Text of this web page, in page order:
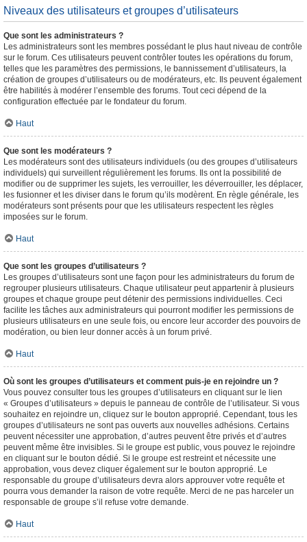
Niveaux des utilisateurs et groupes d’utilisateurs
Que sont les administrateurs ?
Les administrateurs sont les membres possédant le plus haut niveau de contrôle
sur le forum. Ces utilisateurs peuvent contrôler toutes les opérations du forum,
telles que les paramètres des permissions, le bannissement d’utilisateurs, la
création de groupes d’utilisateurs ou de modérateurs, etc. Ils peuvent également
être habilités à modérer l’ensemble des forums. Tout ceci dépend de la
configuration effectuée par le fondateur du forum.
Haut
Que sont les modérateurs ?
Les modérateurs sont des utilisateurs individuels (ou des groupes d’utilisateurs
individuels) qui surveillent régulièrement les forums. Ils ont la possibilité de
modifier ou de supprimer les sujets, les verrouiller, les déverrouiller, les déplacer,
les fusionner et les diviser dans le forum qu’ils modèrent. En règle générale, les
modérateurs sont présents pour que les utilisateurs respectent les règles
imposées sur le forum.
Haut
Que sont les groupes d’utilisateurs ?
Les groupes d’utilisateurs sont une façon pour les administrateurs du forum de
regrouper plusieurs utilisateurs. Chaque utilisateur peut appartenir à plusieurs
groupes et chaque groupe peut détenir des permissions individuelles. Ceci
facilite les tâches aux administrateurs qui pourront modifier les permissions de
plusieurs utilisateurs en une seule fois, ou encore leur accorder des pouvoirs de
modération, ou bien leur donner accès à un forum privé.
Haut
Où sont les groupes d’utilisateurs et comment puis-je en rejoindre un ?
Vous pouvez consulter tous les groupes d’utilisateurs en cliquant sur le lien
« Groupes d’utilisateurs » depuis le panneau de contrôle de l’utilisateur. Si vous
souhaitez en rejoindre un, cliquez sur le bouton approprié. Cependant, tous les
groupes d’utilisateurs ne sont pas ouverts aux nouvelles adhésions. Certains
peuvent nécessiter une approbation, d’autres peuvent être privés et d’autres
peuvent même être invisibles. Si le groupe est public, vous pouvez le rejoindre
en cliquant sur le bouton dédié. Si le groupe est restreint et nécessite une
approbation, vous devez cliquer également sur le bouton approprié. Le
responsable du groupe d’utilisateurs devra alors approuver votre requête et
pourra vous demander la raison de votre requête. Merci de ne pas harceler un
responsable de groupe s’il refuse votre demande.
Haut